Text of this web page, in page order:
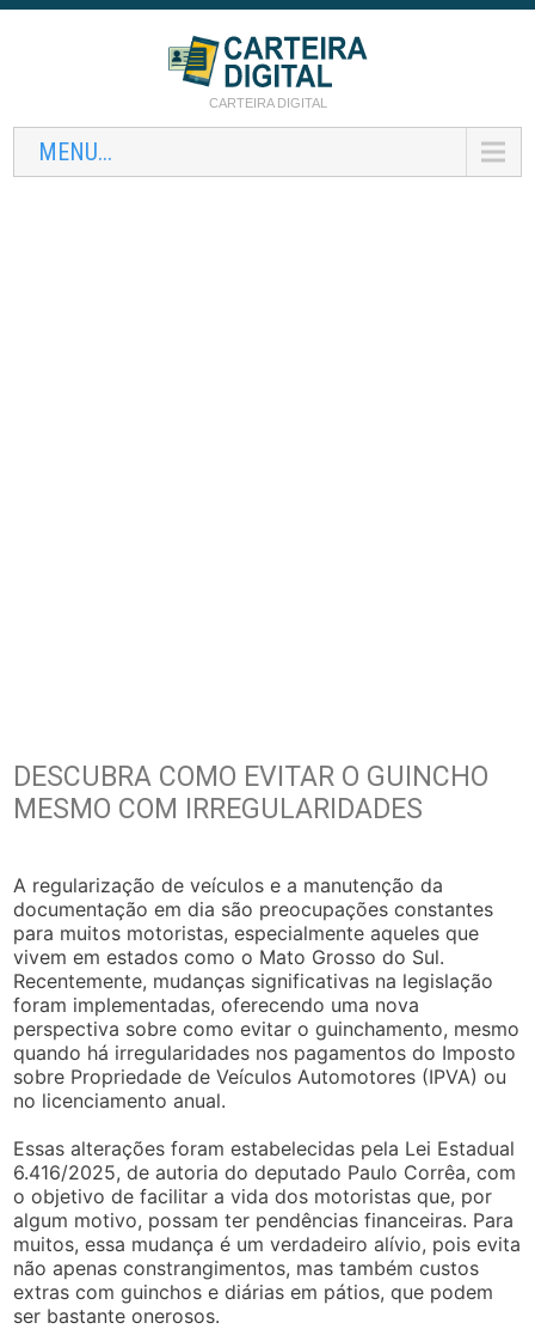
CARTEIRA DIGITAL
MENU...
DESCUBRA COMO EVITAR O GUINCHO
MESMO COM IRREGULARIDADES
A regularização de veículos e a manutenção da
documentação em dia são preocupações constantes
para muitos motoristas, especialmente aqueles que
vivem em estados como o Mato Grosso do Sul.
Recentemente, mudanças significativas na legislação
foram implementadas, oferecendo uma nova
perspectiva sobre como evitar o guinchamento, mesmo
quando há irregularidades nos pagamentos do Imposto
sobre Propriedade de Veículos Automotores (IPVA) ou
no licenciamento anual.
Essas alterações foram estabelecidas pela Lei Estadual
6.416/2025, de autoria do deputado Paulo Corrêa, com
o objetivo de facilitar a vida dos motoristas que, por
algum motivo, possam ter pendências financeiras. Para
muitos, essa mudança é um verdadeiro alívio, pois evita
não apenas constrangimentos, mas também custos
extras com guinchos e diárias em pátios, que podem
ser bastante onerosos.